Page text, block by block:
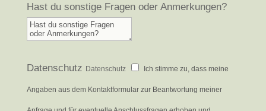
Hast du sonstige Fragen oder Anmerkungen?
Datenschutz Datenschutz Ich stimme zu, dass meine
Angaben aus dem Kontaktformular zur Beantwortung meiner